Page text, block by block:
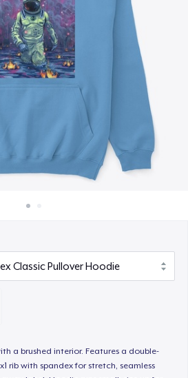
Vendi ovunque
qualsiasi cosa
a brushed interior. Features a double-
rib with spandex for stretch, seamless